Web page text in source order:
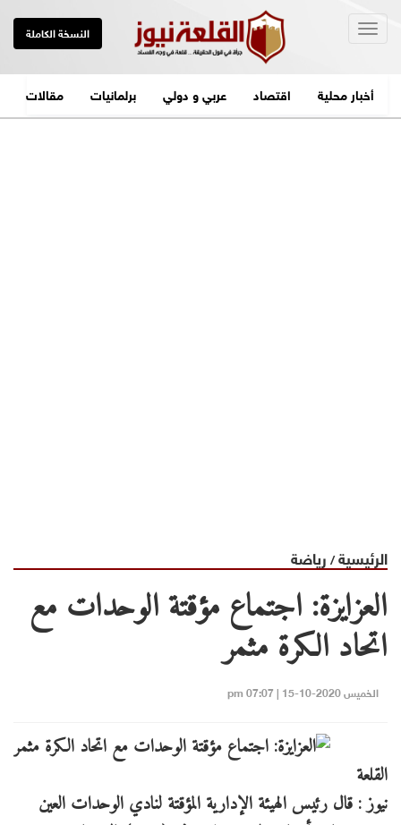
النسخة الكاملة
أخبار محلية اقتصاد عربي و دولي برلمانيات مقالات
الرئيسية/ رياضة
العزايزة: اجتماع مؤقتة الوحدات مع
اتحاد الكرة مثمر
الخميس 2020-10-15 | 07:07 pm
القلعة
نيوز : قال رئيس الهيئة الإدارية المؤقتة لنادي الوحدات العين